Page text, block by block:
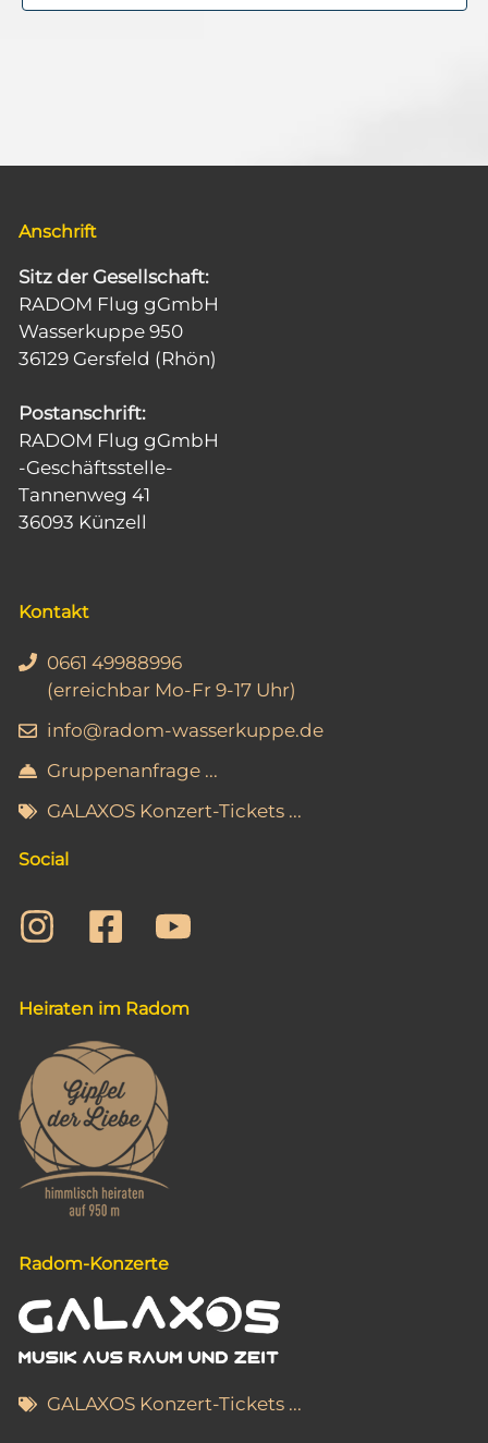
Anschrift
Sitz der Gesellschaft:
RADOM Flug gGmbH
Wasserkuppe 950
36129 Gersfeld (Rhön)
Postanschrift:
RADOM Flug gGmbH
-Geschäftsstelle-
Tannenweg 41
36093 Künzell
Kontakt
0661 49988996
(erreichbar Mo-Fr 9-17 Uhr)
info@radom-wasserkuppe.de
Gruppenanfrage ...
GALAXOS Konzert-Tickets ...
Social
Heiraten im Radom
Radom-Konzerte
GALAXOS Konzert-Tickets ...